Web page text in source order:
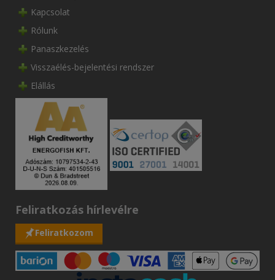
Kapcsolat
Rólunk
Panaszkezelés
Visszaélés-bejelentési rendszer
Elállás
Feliratkozás hírlevélre
Feliratkozom